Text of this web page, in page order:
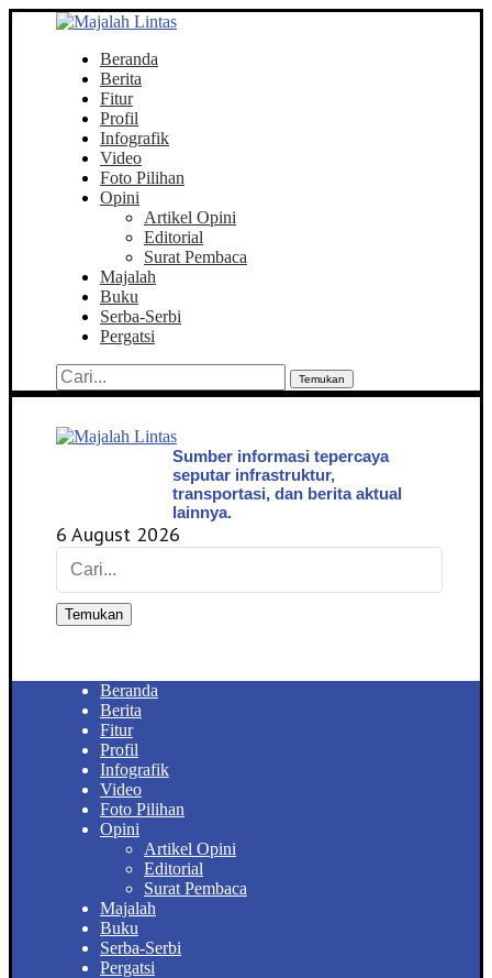
Beranda
Berita
Fitur
Profil
Infografik
Video
Foto Pilihan
Opini
Artikel Opini
Editorial
Surat Pembaca
Majalah
Buku
Serba-Serbi
Pergatsi
Temukan
Sumber informasi tepercaya
seputar infrastruktur,
transportasi, dan berita aktual
lainnya.
6 August 2026
Temukan
Beranda
Berita
Fitur
Profil
Infografik
Video
Foto Pilihan
Opini
Artikel Opini
Editorial
Surat Pembaca
Majalah
Buku
Serba-Serbi
Pergatsi